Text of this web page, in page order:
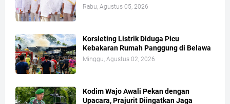
Rabu, Agustus 05, 2026
Korsleting Listrik Diduga Picu
Kebakaran Rumah Panggung di Belawa
Minggu, Agustus 02, 2026
Kodim Wajo Awali Pekan dengan
Upacara, Prajurit Diingatkan Jaga